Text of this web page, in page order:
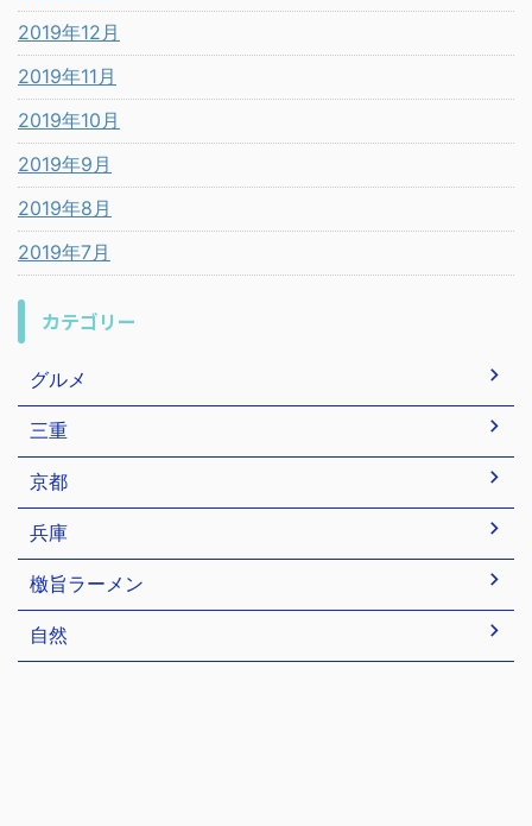
2019年12月
2019年11月
2019年10月
2019年9月
2019年8月
2019年7月
カテゴリー
グルメ
三重
京都
兵庫
檄旨ラーメン
自然